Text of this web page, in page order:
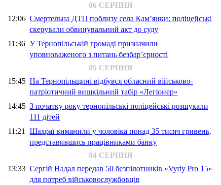
06 СЕРПНЯ
12:06 Смертельна ДТП поблизу села Кам’янки: поліцейські
скерували обвинувальний акт до суду
11:36 У Тернопільській громаді призначили
уповноваженого з питань безбар’єрності
05 СЕРПНЯ
15:45 На Тернопільщині відбувся обласний військово-
патріотичний вишкільний табір «Легіонер»
14:45 З початку року тернопільські поліцейські розшукали
111 дітей
11:21 Шахраї виманили у чоловіка понад 35 тисяч гривень,
представившись працівниками банку
04 СЕРПНЯ
13:33 Сергій Надал передав 50 безпілотників «Vyriy Pro 15»
для потреб військовослужбовців